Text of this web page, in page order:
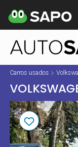
Carros usados